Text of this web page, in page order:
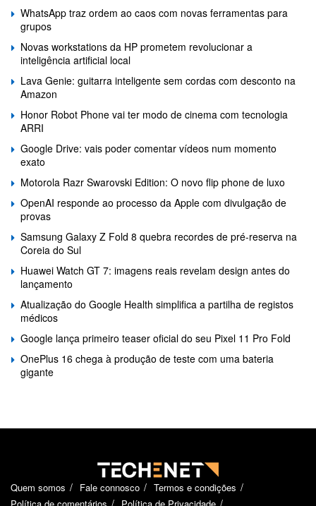
WhatsApp traz ordem ao caos com novas ferramentas para
grupos
Novas workstations da HP prometem revolucionar a
inteligência artificial local
Lava Genie: guitarra inteligente sem cordas com desconto na
Amazon
Honor Robot Phone vai ter modo de cinema com tecnologia
ARRI
Google Drive: vais poder comentar vídeos num momento
exato
Motorola Razr Swarovski Edition: O novo flip phone de luxo
OpenAI responde ao processo da Apple com divulgação de
provas
Samsung Galaxy Z Fold 8 quebra recordes de pré-reserva na
Coreia do Sul
Huawei Watch GT 7: imagens reais revelam design antes do
lançamento
Atualização do Google Health simplifica a partilha de registos
médicos
Google lança primeiro teaser oficial do seu Pixel 11 Pro Fold
OnePlus 16 chega à produção de teste com uma bateria
gigante
Quem somos Fale connosco
Termos e condições